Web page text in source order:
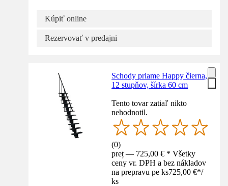
Kúpiť online
Rezervovať v predajni
Schody priame Happy čierna,
12 stupňov, šírka 60 cm
Tento tovar zatiaľ nikto
nehodnotil.
(0)
preț — 725,00 € * Všetky
ceny vr. DPH a bez nákladov
na prepravu pe ks725,00 €*/
ks